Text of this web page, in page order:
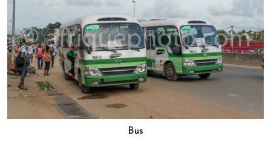
Bus